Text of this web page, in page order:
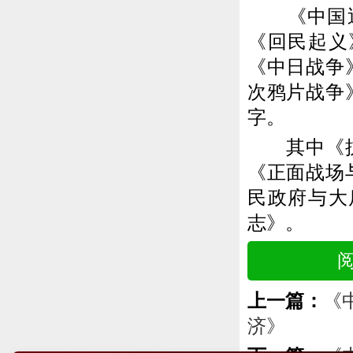
《中国近
《回民起
《中日战
次鸦片战争
字。
其中《抗
《正面战
民政府与
志》。
上一篇：
济》